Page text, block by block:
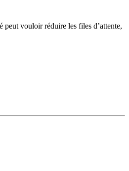
peut vouloir réduire les files d’attente,